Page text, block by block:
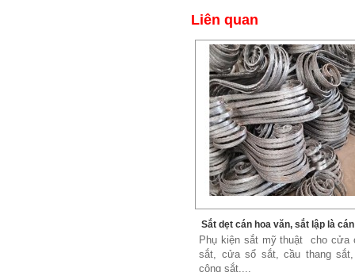
Liên quan
Sắt dẹt cán hoa văn, sắt lập là
văn
Phụ kiện sắt mỹ thuật cho cửa
sắt, cửa sổ sắt, cầu thang
công sắt,...